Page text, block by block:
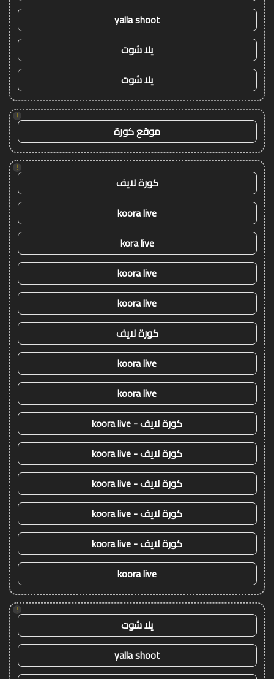
yalla shoot
يلا شوت
يلا شوت
!
موقع كورة
!
كورة لايف
koora live
kora live
koora live
koora live
كورة لايف
koora live
koora live
كورة لايف - koora live
كورة لايف - koora live
كورة لايف - koora live
كورة لايف - koora live
كورة لايف - koora live
koora live
!
يلا شوت
yalla shoot